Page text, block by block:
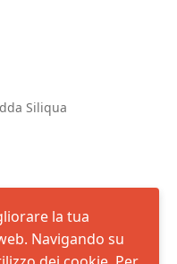
Siliqua
la tua
Navigando su